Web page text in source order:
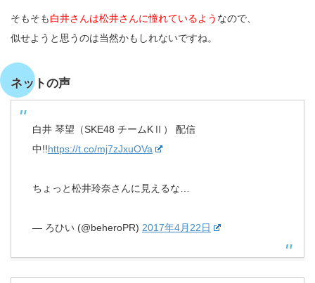
そもそも白井さんは松井さんに憧れているよう なので、
似せようと思うのは当然かもしれないですね。
ネットの声
白井 琴望（SKE48 チームKⅡ） 配信
中!!https://t.co/mj7zJxuOVa
ちょっと松井玲奈さんに見えるな…
— ろひい (@beheroPR) 2017年4月22日